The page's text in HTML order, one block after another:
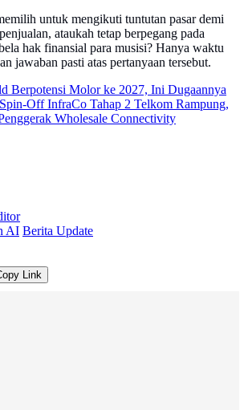
untuk mengikuti tuntutan pasar demi
ataukah tetap berpegang pada
hak finansial para musisi? Hanya waktu
jawaban pasti atas pertanyaan tersebut.
Berpotensi Molor ke 2027, Ini Dugaannya
Spin-Off InfraCo Tahap 2 Telkom Rampung,
Wholesale Connectivity
AI Berita Update
Link